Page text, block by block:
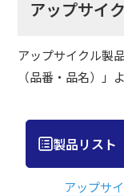
アップサイ
アップサイクル製
（品番・品名）」
製品リスト
アップサ